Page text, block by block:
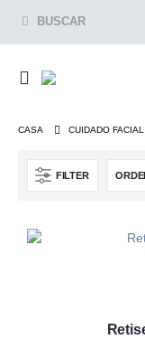
BUSCAR
CASA CUIDADO FACIAL
FILTER